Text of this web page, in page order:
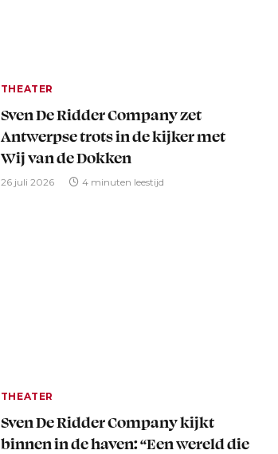
THEATER
Sven De Ridder Company zet
Antwerpse trots in de kijker met
Wij van de Dokken
26 juli 2026 4 minuten leestijd
THEATER
Sven De Ridder Company kijkt
binnen in de haven: “Een wereld die